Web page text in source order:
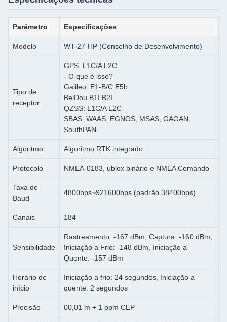
Parâmetro Especificações
Modelo WT-27-HP (Conselho de Desenvolvimento)
Tipo de
receptor
GPS: L1C/A L2C
- O que é isso?
Galileo: E1-B/C E5b
BeiDou B1I B2I
QZSS: L1C/A L2C
SBAS: WAAS, EGNOS, MSAS, GAGAN,
SouthPAN
Algoritmo Algoritmo RTK integrado
Protocolo NMEA-0183, ublox binário e NMEA Comando
Taxa de
Baud
4800bps~921600bps (padrão 38400bps)
Canais 184
Sensibilidade
Rastreamento: -167 dBm, Captura: -160 dBm,
Iniciação a Frio: -148 dBm, Iniciação a
Quente: -157 dBm
Horário de
início
Iniciação a frio: 24 segundos, Iniciação a
quente: 2 segundos
Precisão 00,01 m + 1 ppm CEP